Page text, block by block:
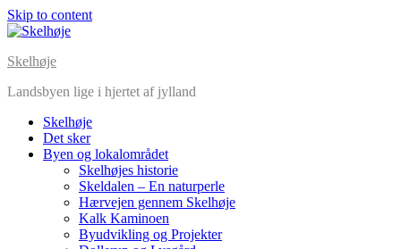
Skip to content
Skelhøje
Landsbyen lige i hjertet af jylland
Skelhøje
Det sker
Byen og lokalområdet
Skelhøjes historie
Skeldalen – En naturperle
Hærvejen gennem Skelhøje
Kalk Kaminoen
Byudvikling og Projekter